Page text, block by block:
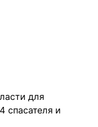
для
спасателя и